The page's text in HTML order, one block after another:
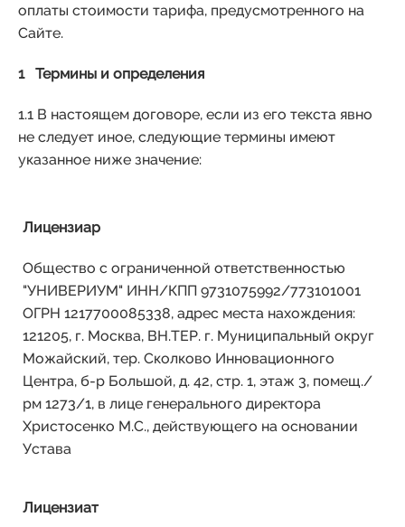
оплаты стоимости тарифа, предусмотренного на
Сайте.
1 Термины и определения
1.1 В настоящем договоре, если из его текста явно
не следует иное, следующие термины имеют
указанное ниже значение:
Лицензиар
Общество с ограниченной ответственностью
"УНИВЕРИУМ" ИНН/КПП 9731075992/773101001
ОГРН 1217700085338, адрес места нахождения:
121205, г. Москва, ВН.ТЕР. г. Муниципальный округ
Можайский, тер. Сколково Инновационного
Центра, б-р Большой, д. 42, стр. 1, этаж 3, помещ./
рм 1273/1, в лице генерального директора
Христосенко М.С., действующего на основании
Устава
Лицензиат